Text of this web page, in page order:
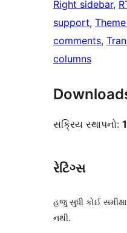
Right sidebar,
support,
comments,
columns
સક્રિય સ્થાપનો:
રેટિંગ્સ
હજુ સુધી કોઈ
નથી.